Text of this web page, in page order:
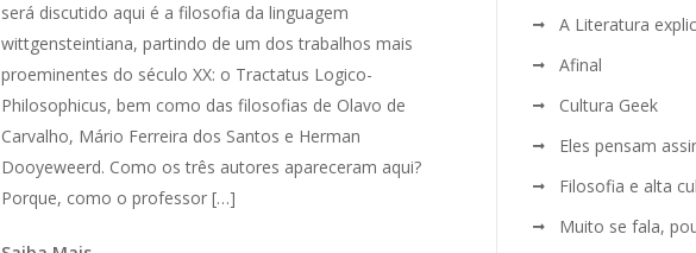
será discutido aqui é a filosofia da linguagem
wittgensteintiana, partindo de um dos trabalhos mais
proeminentes do século XX: o Tractatus Logico-
Philosophicus, bem como das filosofias de Olavo de
Carvalho, Mário Ferreira dos Santos e Herman
Dooyeweerd. Como os três autores apareceram aqui?
Porque, como o professor […]
A Literatura
Afinal
Cultura Geek
Eles pensam
Filosofia e alta
Muito se fala,